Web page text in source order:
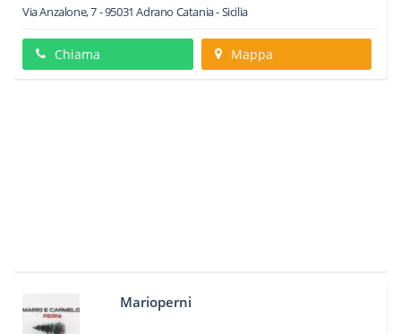
Via Anzalone, 7-95031 Adrano Catania -Sicilia
Chiama Mappa
Marioperni